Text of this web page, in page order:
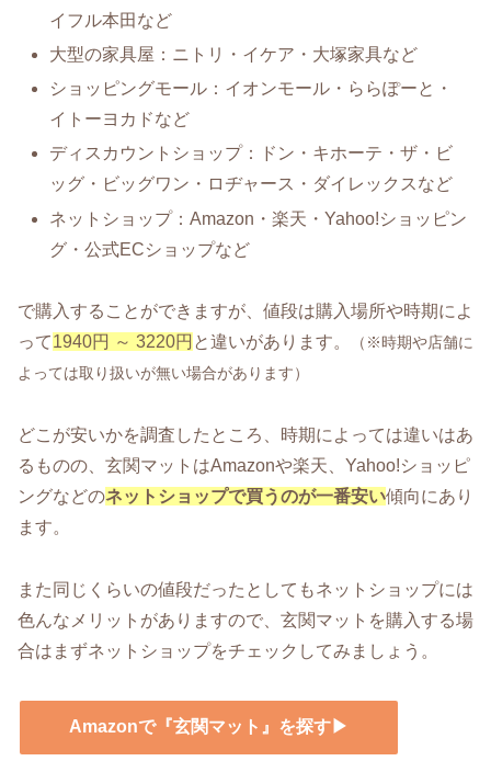
イフル本田など
大型の家具屋：ニトリ・イケア・大塚家具など
ショッピングモール：イオンモール・ららぽーと・
イトーヨカドなど
ディスカウントショップ：ドン・キホーテ・ザ・ビ
ッグ・ビッグワン・ロヂャース・ダイレックスなど
ネットショップ：Amazon・楽天・Yahoo!ショッピン
グ・公式ECショップなど
で購入することができますが、値段は購入場所や時期によ
って1940円 ～ 3220円 と違いがあります。
（※時期や店舗に
よっては取り扱いが無い場合があります）
どこが安いかを調査したところ、時期によっては違いはあ
るものの、玄関マットはAmazonや楽天、Yahoo!ショッピ
ングなどのネットショップで買うのが一番安い傾向にあり
ます。
また同じくらいの値段だったとしてもネットショップには
色んなメリットがありますので、玄関マットを購入する場
合はまずネットショップをチェックしてみましょう。
Amazonで『玄関マット』を探す▶